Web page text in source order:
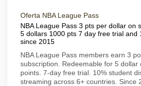
Oferta NBA League Pass
NBA League Pass 3 pts per dollar on
5 dollars 1000 pts 7 day free trial and
since 2015
NBA League Pass members earn 3
subscription. Redeemable for 5 dollar
points. 7-day free trial. 10% student
streaming across 6+ countries. Since